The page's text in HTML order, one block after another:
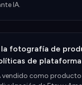
IA.
fotografía de
de
vendido como